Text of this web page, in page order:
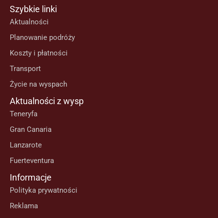
Szybkie linki
Aktualności
Planowanie podróży
Koszty i płatności
Transport
Życie na wyspach
Aktualności z wysp
Teneryfa
Gran Canaria
Lanzarote
Fuerteventura
Informacje
Polityka prywatności
Reklama